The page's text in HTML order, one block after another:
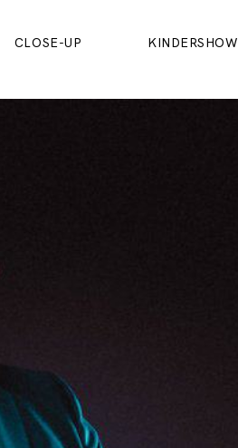
CLOSE-UP KINDERSHOW